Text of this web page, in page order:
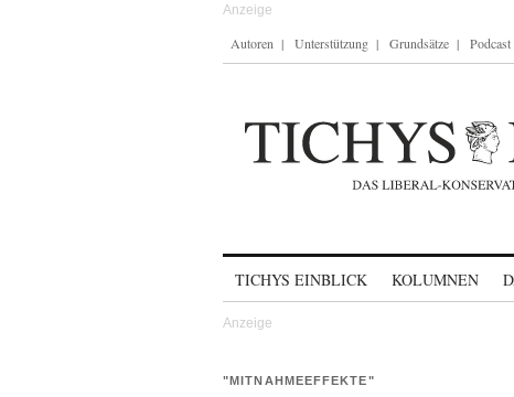
Autoren Unterstützung Grundsätze Podcast
TICHYS EINBLICK KOLUMNEN
"MITNAHMEEFFEKTE"